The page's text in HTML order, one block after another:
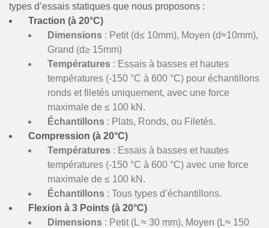
types d’essais statiques que nous proposons :
Traction (à 20°C)
Dimensions : Petit (d≤ 10mm), Moyen (d≈10mm),
Grand (d≥ 15mm)
Températures : Essais à basses et hautes
températures (-150 °C à 600 °C) pour échantillons
ronds et filetés uniquement, avec une force
maximale de ≤ 100 kN.
Échantillons : Plats, Ronds, ou Filetés.
Compression (à 20°C)
Températures : Essais à basses et hautes
températures (-150 °C à 600 °C) avec une force
maximale de ≤ 100 kN.
Échantillons : Tous types d’échantillons.
Flexion à 3 Points (à 20°C)
Dimensions : Petit (L ≈ 30 mm), Moyen (L≈ 150